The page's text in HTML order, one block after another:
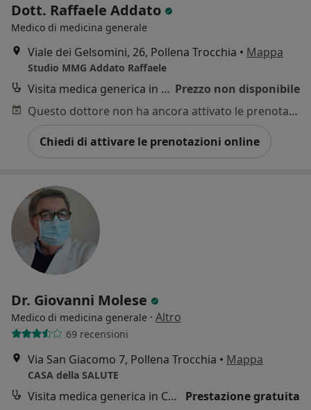
Dott. Raffaele Addato
Medico di medicina generale
Viale dei Gelsomini, 26, Pollena Trocchia • Mappa
Studio MMG Addato Raffaele
Visita medica generica in CONVENZIONE Prezzo non disponibile
Questo dottore non ha ancora attivato le prenotazioni online presso questo indirizzo.
Chiedi di attivare le prenotazioni online
Dr. Giovanni Molese
Medico di medicina generale · Altro
69 recensioni
Via San Giacomo 7, Pollena Trocchia • Mappa
CASA della SALUTE
Visita medica generica in CONVENZIONE
Prestazione gratuita